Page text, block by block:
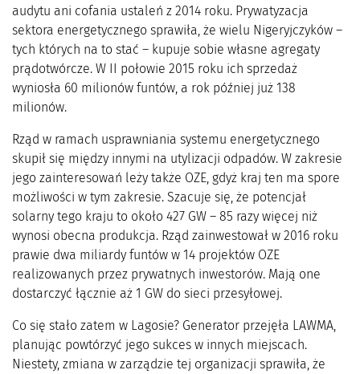
audytu ani cofania ustaleń z 2014 roku. Prywatyzacja
sektora energetycznego sprawiła, że wielu Nigeryjczyków –
tych których na to stać – kupuje sobie własne agregaty
prądotwórcze. W II połowie 2015 roku ich sprzedaż
wyniosła 60 milionów funtów, a rok później już 138
milionów.
Rząd w ramach usprawniania systemu energetycznego
skupił się między innymi na utylizacji odpadów. W zakresie
jego zainteresowań leży także OZE, gdyż kraj ten ma spore
możliwości w tym zakresie. Szacuje się, że potencjał
solarny tego kraju to około 427 GW – 85 razy więcej niż
wynosi obecna produkcja. Rząd zainwestował w 2016 roku
prawie dwa miliardy funtów w 14 projektów OZE
realizowanych przez prywatnych inwestorów. Mają one
dostarczyć łącznie aż 1 GW do sieci przesyłowej.
Co się stało zatem w Lagosie? Generator przejęła LAWMA,
planując powtórzyć jego sukces w innych miejscach.
Niestety, zmiana w zarządzie tej organizacji sprawiła, że